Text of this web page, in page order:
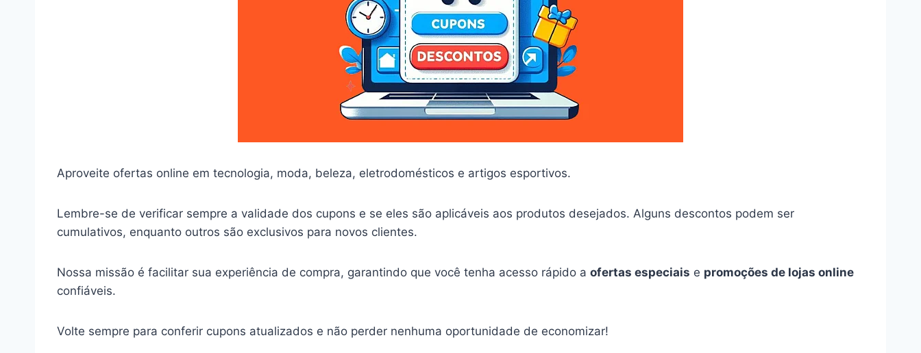
Aproveite ofertas online em tecnologia, moda, beleza, eletrodomésticos e artigos esportivos.
Lembre-se de verificar sempre a validade dos cupons e se eles são aplicáveis aos produtos desejados. Alguns descontos podem ser
cumulativos, enquanto outros são exclusivos para novos clientes.
Nossa missão é facilitar sua experiência de compra, garantindo que você tenha acesso rápido a ofertas especiais e promoções de lojas online
confiáveis.
Volte sempre para conferir cupons atualizados e não perder nenhuma oportunidade de economizar!